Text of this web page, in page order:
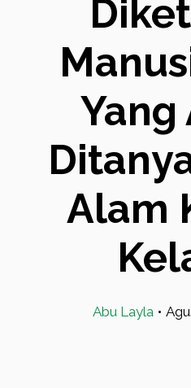
Yang
Alam
Abu Layla •